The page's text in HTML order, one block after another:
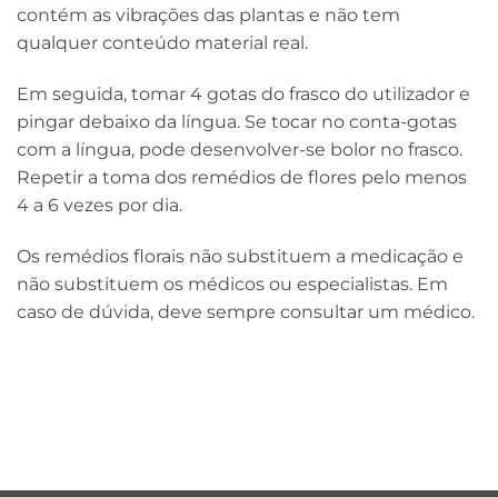
contém as vibrações das plantas e não tem
qualquer conteúdo material real.
Em seguida, tomar 4 gotas do frasco do utilizador e
pingar debaixo da língua. Se tocar no conta-gotas
com a língua, pode desenvolver-se bolor no frasco.
Repetir a toma dos remédios de flores pelo menos
4 a 6 vezes por dia.
Os remédios florais não substituem a medicação e
não substituem os médicos ou especialistas. Em
caso de dúvida, deve sempre consultar um médico.